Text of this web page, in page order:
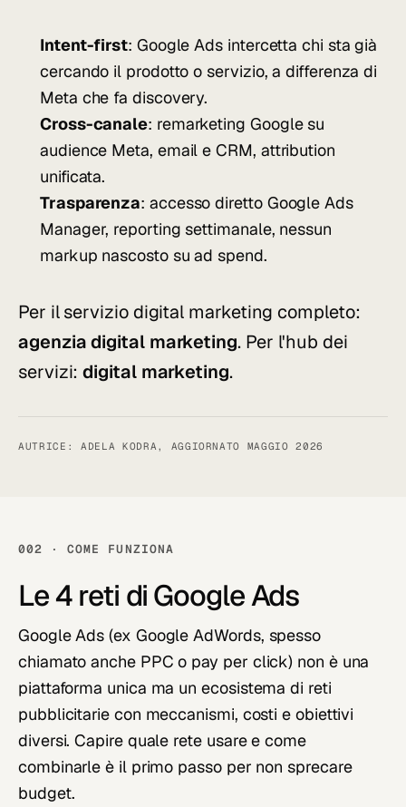
Intent-first: Google Ads intercetta chi sta già
cercando il prodotto o servizio, a differenza di
Meta che fa discovery.
Cross-canale: remarketing Google su
audience Meta, email e CRM, attribution
unificata.
Trasparenza: accesso diretto Google Ads
Manager, reporting settimanale, nessun
markup nascosto su ad spend.
Per il servizio digital marketing completo:
agenzia digital marketing. Per l'hub dei
servizi:digital marketing.
AUTRICE: ADELA KODRA, AGGIORNATO MAGGIO 2026
002 · COME FUNZIONA
Le 4 reti di Google Ads
Google Ads (ex Google AdWords, spesso
chiamato anche PPC o pay per click) non è una
piattaforma unica ma un ecosistema di reti
pubblicitarie con meccanismi, costi e obiettivi
diversi. Capire quale rete usare e come
combinarle è il primo passo per non sprecare
budget.